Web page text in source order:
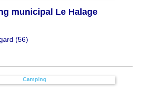
municipal Le Halage
(56)